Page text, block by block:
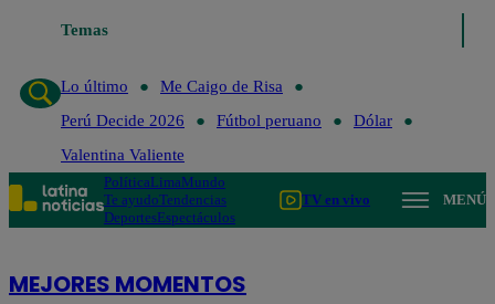
Temas
Lo último
Me Caigo de Risa
Perú Decide 2026
Fútbol peruano
Dólar
Valentina Valiente
PolíticaLimaMundo
Te ayudoTendencias
DeportesEspectáculos
TV en vivo MENÚ
MEJORES MOMENTOS